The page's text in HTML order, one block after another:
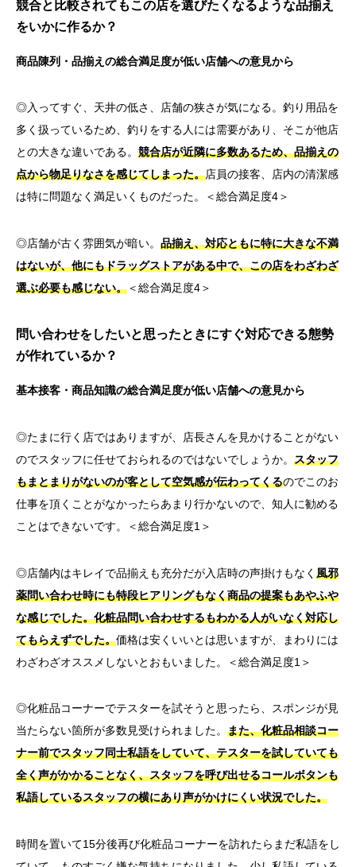
競合と比較されてもこの店を選びたくなるような品揃え
をいかに作るか？
商品陳列・品揃えの総合満足度が低い店舗への意見から
◎入ってすぐ、天井の低さ、店舗の狭さが気になる。釣り用品を
多く扱っているため、釣りをする人には需要があり、そこが他店
との大きな違いである。 競合店が近隣に多数あるため、品揃えの
点から物足りなさを感じてしまった。店員の接客、店内の清潔感
は特に問題なく満足いくものだった。＜総合満足度4＞
◎店舗が古く雰囲気が暗い。 品揃え、対応ともに特に大きな不満
はないが、他にもドラッグストアがある中で、この店をわざわざ
選ぶ必要も感じない。＜総合満足度4＞
問い合わせをしたいと思ったときにすぐ対応できる態勢
が作れているか？
基本接客・商品知識の総合満足度が低い店舗への意見から
◎たまに行く店ではありますが、店長さんを見かけることがない
のでスタッフに任せておられるのではないでしょうか。 スタッフ
もまとまりがないのが客として空気感が伝わってくるのでこのお
仕事を頂くことがなかったらあまり行かないので、知人に勧める
ことはできないです。＜総合満足度1＞
◎店舗内はキレイで品揃えも充分だが入店時の声掛けもなく 風邪
薬問い合わせ時にも特段ヒアリングもなく商品の提案もあやふや
な感じでした。化粧品問い合わせするもわかる人がいなく対応し
てもらえずでした。価格は安くいいとは思いますが、まわりには
わざわざオススメしないとおもいました。＜総合満足度1＞
◎化粧品コーナーでテスターを試そうと思ったら、スポンジが見
当たらない箇所が多数見受けられました。 また、化粧品相談コー
ナー前でスタッフ同士私語をしていて、テスターを試していても
全く声がかかることなく、スタッフを呼び出せるコールボタンも
私語しているスタッフの横にあり声がかけにくい状況でした。
時間を置いて15分後再び化粧品コーナーを訪れたらまだ私語をし